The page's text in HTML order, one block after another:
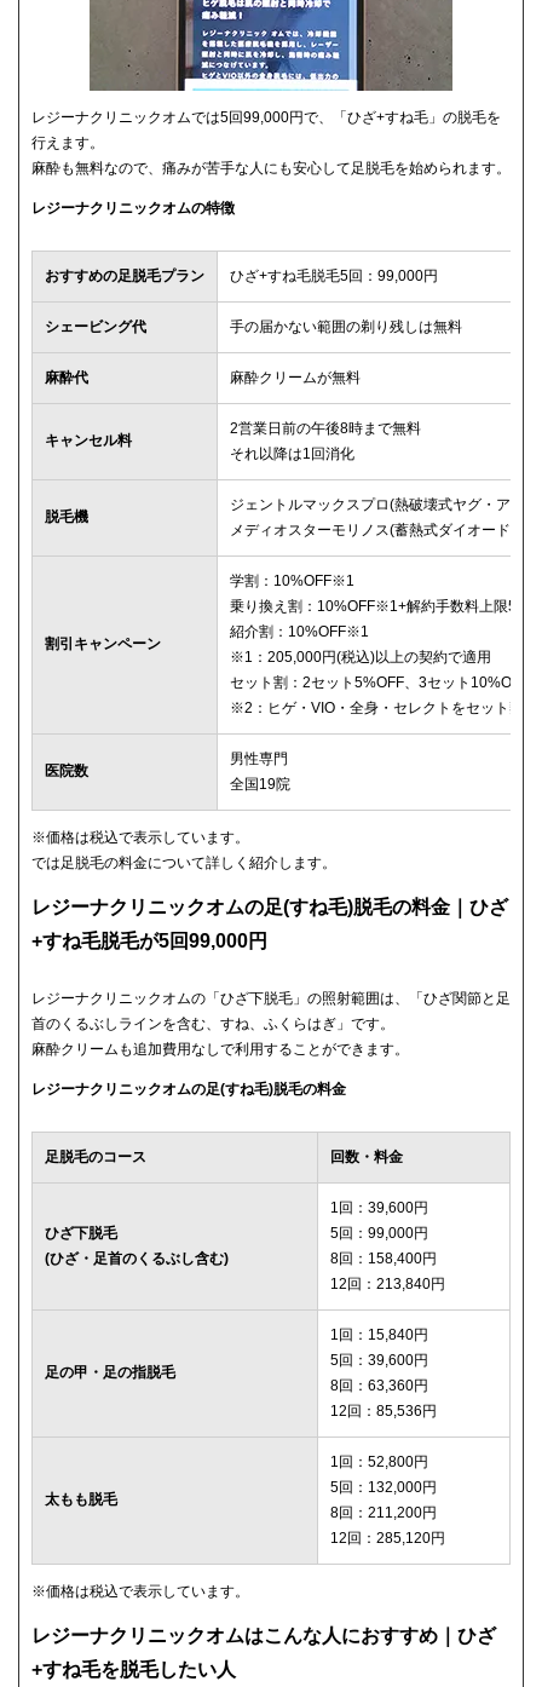
レジーナクリニックオムでは5回99,000円で、「ひざ+すね毛」の脱毛を
行えます。
麻酔も無料なので、痛みが苦手な人にも安心して足脱毛を始められます。
レジーナクリニックオムの特徴
おすすめの足脱毛プラン ひざ+すね毛脱毛5回：99,000円
シェービング代 手の届かない範囲の剃り残しは無料
麻酔代 麻酔クリームが無料
キャンセル料
2営業日前の午後8時まで無料
それ以降は1回消化
脱毛機
ジェントルマックスプロ(熱破壊式ヤグ・アレキ
メディオスターモリノス(蓄熱式ダイオード)
割引キャンペーン
学割：10%OFF※1
乗り換え割：10%OFF※1+解約手数料上限
紹介割：10%OFF※1
※1：205,000円(税込)以上の契約で適用
セット割：2セット5%OFF、3セット
※2：ヒゲ・VIO・全身・セレクトをセット契約
医院数
男性専門
全国19院
※価格は税込で表示しています。
では足脱毛の料金について詳しく紹介します。
レジーナクリニックオムの足(すね毛)脱毛の料金｜ひざ
+すね毛脱毛が5回99,000円
レジーナクリニックオムの「ひざ下脱毛」の照射範囲は、「ひざ関節と足
首のくるぶしラインを含む、すね、ふくらはぎ」です。
麻酔クリームも追加費用なしで利用することができます。
レジーナクリニックオムの足(すね毛)脱毛の料金
足脱毛のコース 回数・料金
ひざ下脱毛
(ひざ・足首のくるぶし含む)
1回：39,600円
5回：99,000円
8回：158,400円
12回：213,840円
足の甲・足の指脱毛
1回：15,840円
5回：39,600円
8回：63,360円
12回：85,536円
太もも脱毛
1回：52,800円
5回：132,000円
8回：211,200円
12回：285,120円
※価格は税込で表示しています。
レジーナクリニックオムはこんな人におすすめ｜ひざ
+すね毛を脱毛したい人